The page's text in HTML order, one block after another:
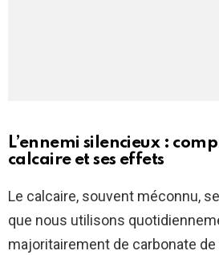
L’ennemi silencieux :
calcaire et ses effets
Le calcaire, souvent méconnu,
que nous utilisons
majoritairement de carbonate